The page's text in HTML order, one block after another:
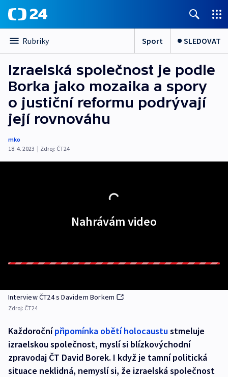
Rubriky Sport SLEDOVAT
Izraelská společnost je podle
Borka jako mozaika a spory
o justiční reformu podrývají
její rovnováhu
mko
18. 4. 2023 | Zdroj: ČT24
Nahrávám video
Interview ČT24 s Davidem Borkem
Zdroj: ČT24
Každoročnípřipomínka obětí holocaustustmeluje
izraelskou společnost, myslí si blízkovýchodní
zpravodaj ČT David Borek. I když je tamní politická
situace neklidná, nemyslí si, že izraelská společnost